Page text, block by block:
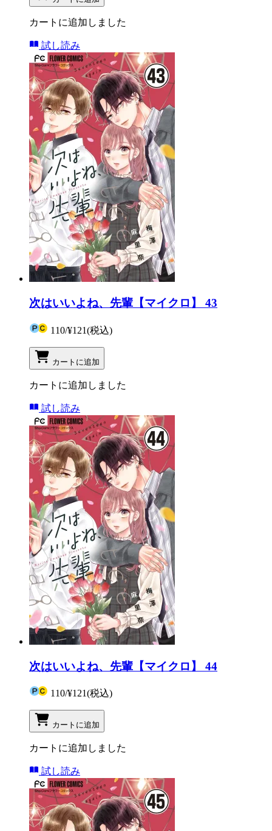
カートに追加しました
試し読み
次はいいよね、先輩【マイクロ】 43
110/¥121(税込)
カートに追加
カートに追加しました
試し読み
次はいいよね、先輩【マイクロ】 44
110/¥121(税込)
カートに追加
カートに追加しました
試し読み